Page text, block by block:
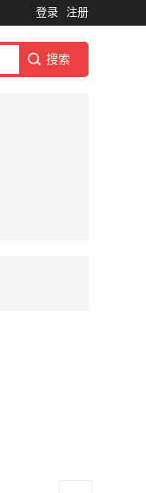
登录 注册